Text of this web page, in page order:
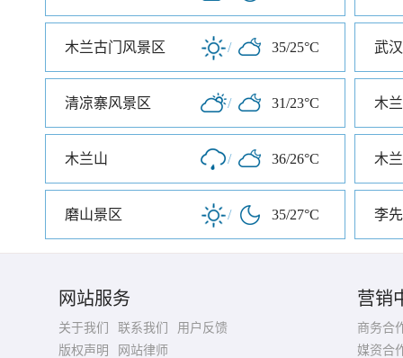
木兰古门风景区 / 35/25°C 武
清凉寨风景区 / 31/23°C 木
木兰山 / 36/26°C 木
磨山景区 / 35/27°C 李
网站服务
关于我们 联系我们
用户反馈
版权声明
网站律师
营销
商务合
媒资合